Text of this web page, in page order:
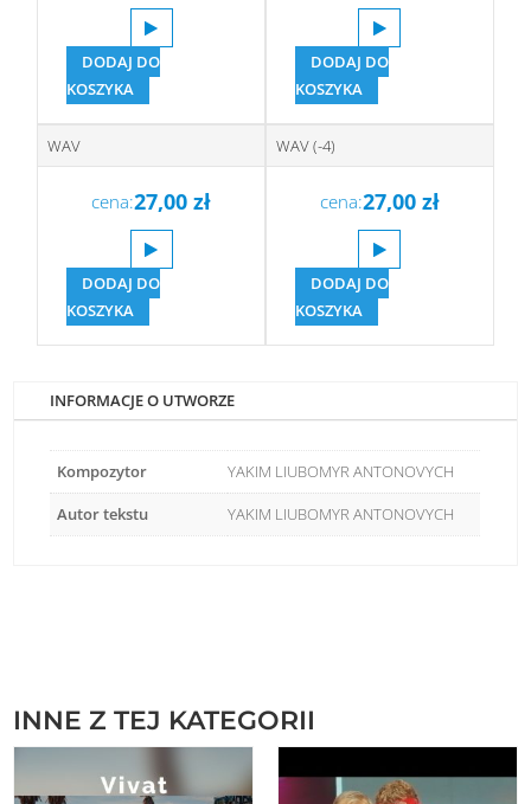
DODAJ DO
KOSZYKA
DODAJ DO
KOSZYKA
WAV
cena:27,00zł
DODAJ DO
KOSZYKA
WAV (-4)
cena:27,00 zł
DODAJ DO
KOSZYKA
INFORMACJE O UTWORZE
Kompozytor
YAKIM LIUBOMYR ANTONOVYCH
Autor tekstu
YAKIM LIUBOMYR ANTONOVYCH
INNE Z TEJ KATEGORII